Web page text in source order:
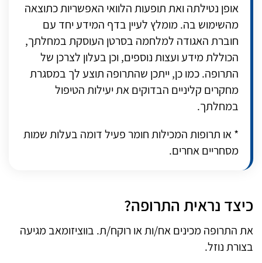
אופן נטילתה ואת תופעות הלוואי האפשריות כתוצאה
מהשימוש בה. מומלץ לעיין בדף המידע יחד עם
חוברת האגודה למלחמה בסרטן העוסקת במחלתך,
הכוללת מידע ועצות נוספים, וכן בעלון לצרכן של
התרופה. כמו כן, ייתכן שהתרופה תוצע לך במסגרת
מחקרים קליניים הבדוקים את יעילות הטיפול
במחלתך.
* או תרופות המכילות חומר פעיל דומה בעלות שמות
מסחריים אחרים.
כיצד נראית התרופה?
את התרופה מכינים אח/ות או רוקח/ת. בווציזומאב מגיעה
בצורת נוזל.